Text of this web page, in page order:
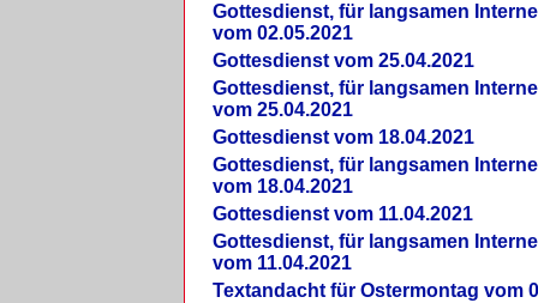
Gottesdienst, für langsamen
vom 02.05.2021
Gottesdienst vom 25.04.2021
Gottesdienst, für langsamen
vom 25.04.2021
Gottesdienst vom 18.04.2021
Gottesdienst, für langsamen
vom 18.04.2021
Gottesdienst vom 11.04.2021
Gottesdienst, für langsamen
vom 11.04.2021
Textandacht für Ostermontag vom